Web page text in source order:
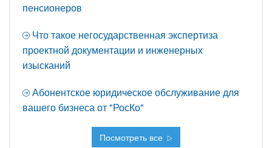
пенсионеров
Что такое негосударственная экспертиза
проектной документации и инженерных
изысканий
Абонентское юридическое обслуживание для
вашего бизнеса от "РосКо"
Посмотреть все